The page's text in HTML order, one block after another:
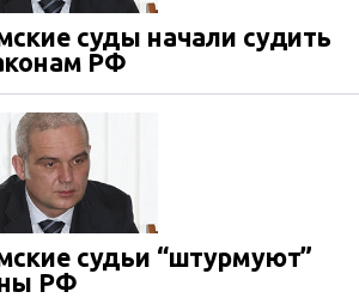
суды начали судить
РФ
судьи “штурмуют”
РФ